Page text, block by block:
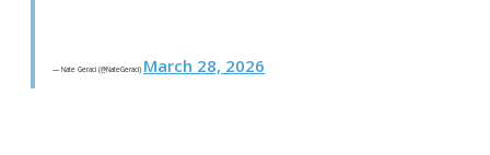
— Nate Geraci (@NateGeraci) March 28, 2026